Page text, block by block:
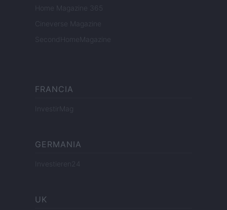
Home Magazine 365
Cineverse Magazine
SecondHomeMagazine
FRANCIA
InvestirMag
GERMANIA
Investieren24
UK